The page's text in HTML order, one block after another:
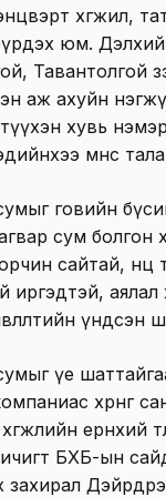
тэнцвэрт
юм. Дэлхий
Тавантолгой
аж ахуйн
хувь
өмнөөс
говийн
сум болгон
сайтай,
иргэдтэй, аялал
үндсэн
үе
хөрөнгө
ерөнхий
БХБ-ын
захирал